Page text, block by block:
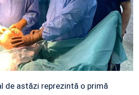
de astăzi reprezintă o primă